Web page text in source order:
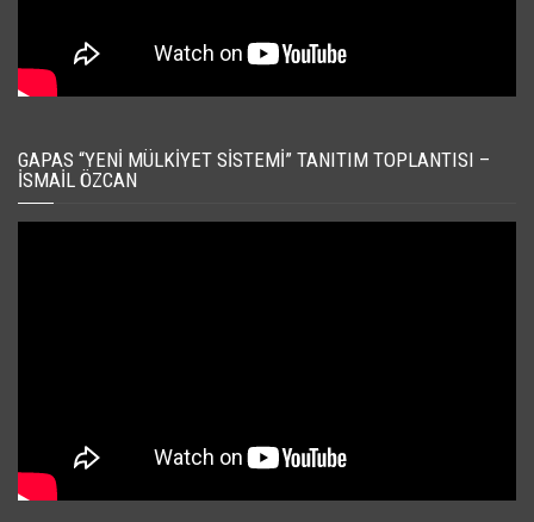
GAPAS “YENI MÜLKIYET SISTEMI” TANITIM TOPLANTISI –
İSMAIL ÖZCAN